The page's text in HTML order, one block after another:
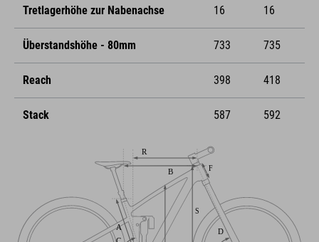
Tretlagerhöhe zur Nabenachse 16 16
Überstandshöhe - 80mm 733 735
Reach 398 418
Stack 587 592